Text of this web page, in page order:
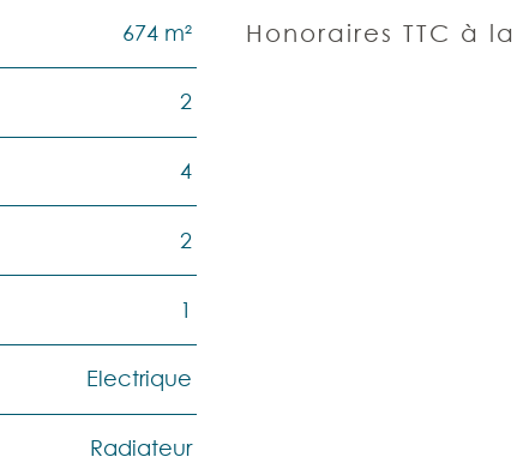
674 m²
2
4
2
1
Electrique
Radiateur
Honoraires TTC à